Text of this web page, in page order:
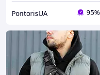
PontorisUA 95%